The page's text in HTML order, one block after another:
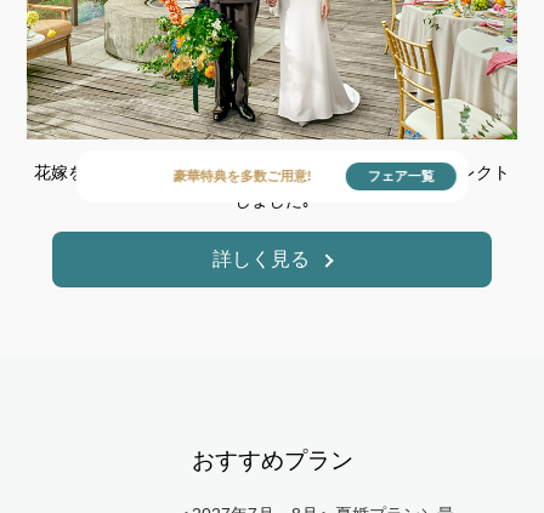
花嫁を美しく際立たせるハイクオリティなブランドをセレクト
しました｡
詳しく見る
おすすめプラン
豪華特典を多数ご用意! フェア一覧